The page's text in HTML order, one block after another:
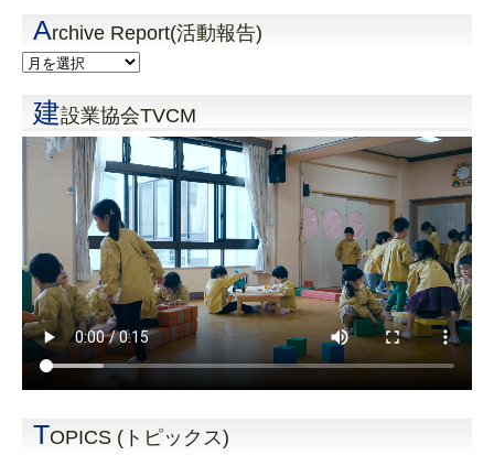
Archive Report(活動報告)
建設業協会TVCM
TOPICS (トピックス)